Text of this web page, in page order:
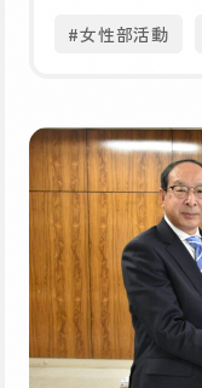
#女性部活動